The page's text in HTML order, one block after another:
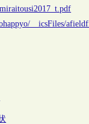
__icsFiles/